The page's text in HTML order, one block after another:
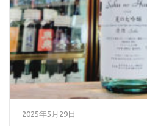
2025年5月29日